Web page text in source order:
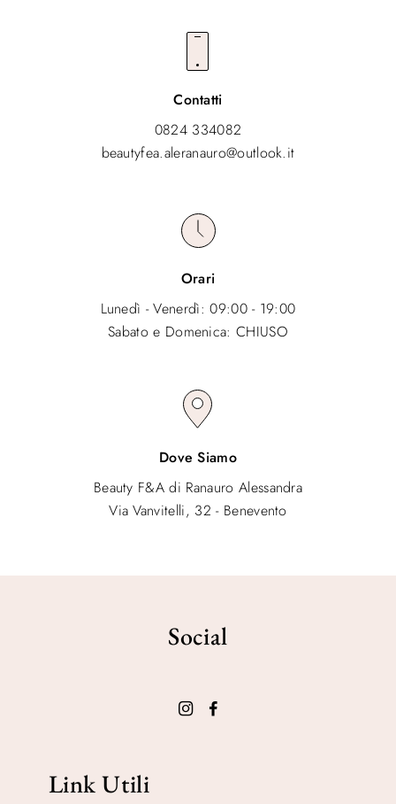
Contatti
0824 334082
beautyfea.aleranauro@outlook.it
Orari
Lunedì - Venerdì: 09:00 - 19:00
Sabato e Domenica: CHIUSO
Dove Siamo
Beauty F&A di Ranauro Alessandra
Via Vanvitelli, 32 - Benevento
Link Utili
Social